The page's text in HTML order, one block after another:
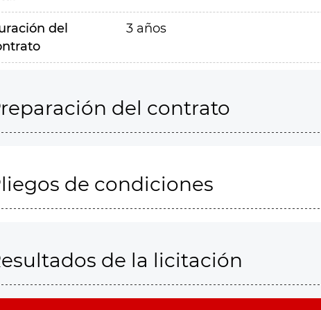
del
3 años
del contrato
de condiciones
de la licitación